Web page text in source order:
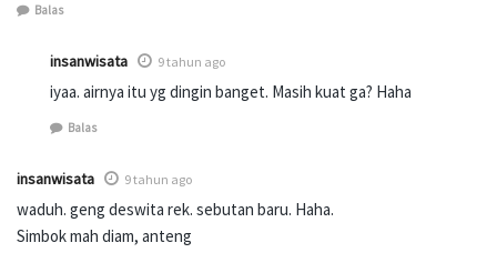
Balas
insanwisata 9 tahun ago
iyaa. airnya itu yg dingin banget. Masih kuat ga? Haha
Balas
insanwisata 9 tahun ago
waduh. geng deswita rek. sebutan baru. Haha.
Simbok mah diam, anteng